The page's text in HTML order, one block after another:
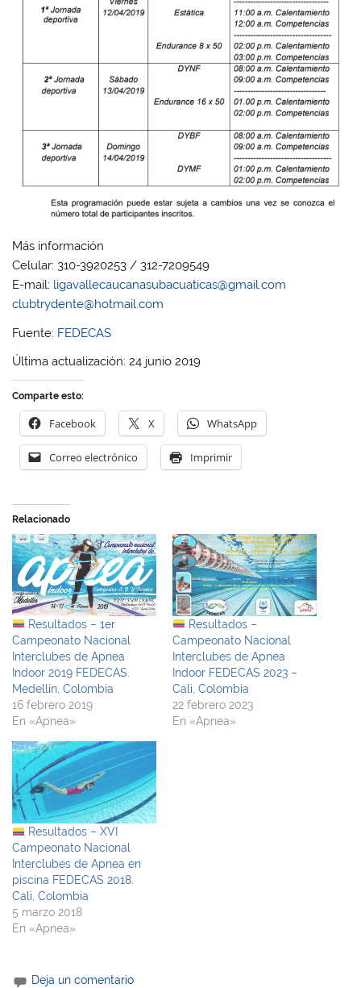
Más información
Celular: 310-3920253 / 312-7209549
E-mail: ligavallecaucanasubacuaticas@gmail.com
clubtrydente@hotmail.com
Fuente: FEDECAS
Última actualización: 24 junio 2019
Comparte esto:
Facebook X WhatsApp
Correo electrónico Imprimir
Relacionado
Resultados – 1er
Campeonato Nacional
Interclubes de Apnea
Indoor 2019 FEDECAS.
Medellín, Colombia
16 febrero 2019
En «Apnea»
Resultados –
Campeonato Nacional
Interclubes de Apnea
Indoor FEDECAS 2023 –
Cali, Colombia
22 febrero 2023
En «Apnea»
Resultados – XVI
Campeonato Nacional
Interclubes de Apnea en
piscina FEDECAS 2018.
Cali, Colombia
5 marzo 2018
En «Apnea»
Deja un comentario